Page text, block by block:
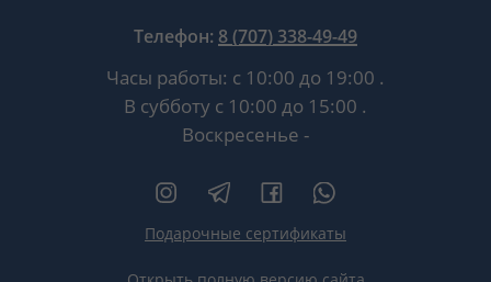
Телефон: 8 (707) 338-49-49
Часы работы: с 10:00 до 19:00 .
В субботу с 10:00 до 15:00 .
Воскресенье -
Подарочные сертификаты